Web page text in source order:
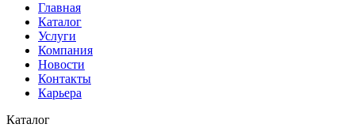
Главная
Каталог
Услуги
Компания
Новости
Контакты
Карьера
Каталог